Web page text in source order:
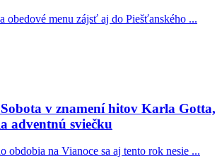
obedové menu zájsť aj do Piešťanského ...
v znamení hitov Karla Gotta,
adventnú sviečku
obdobia na Vianoce sa aj tento rok nesie ...